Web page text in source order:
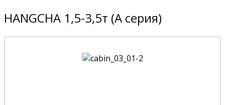
HANGCHA 1,5-3,5т (А серия)